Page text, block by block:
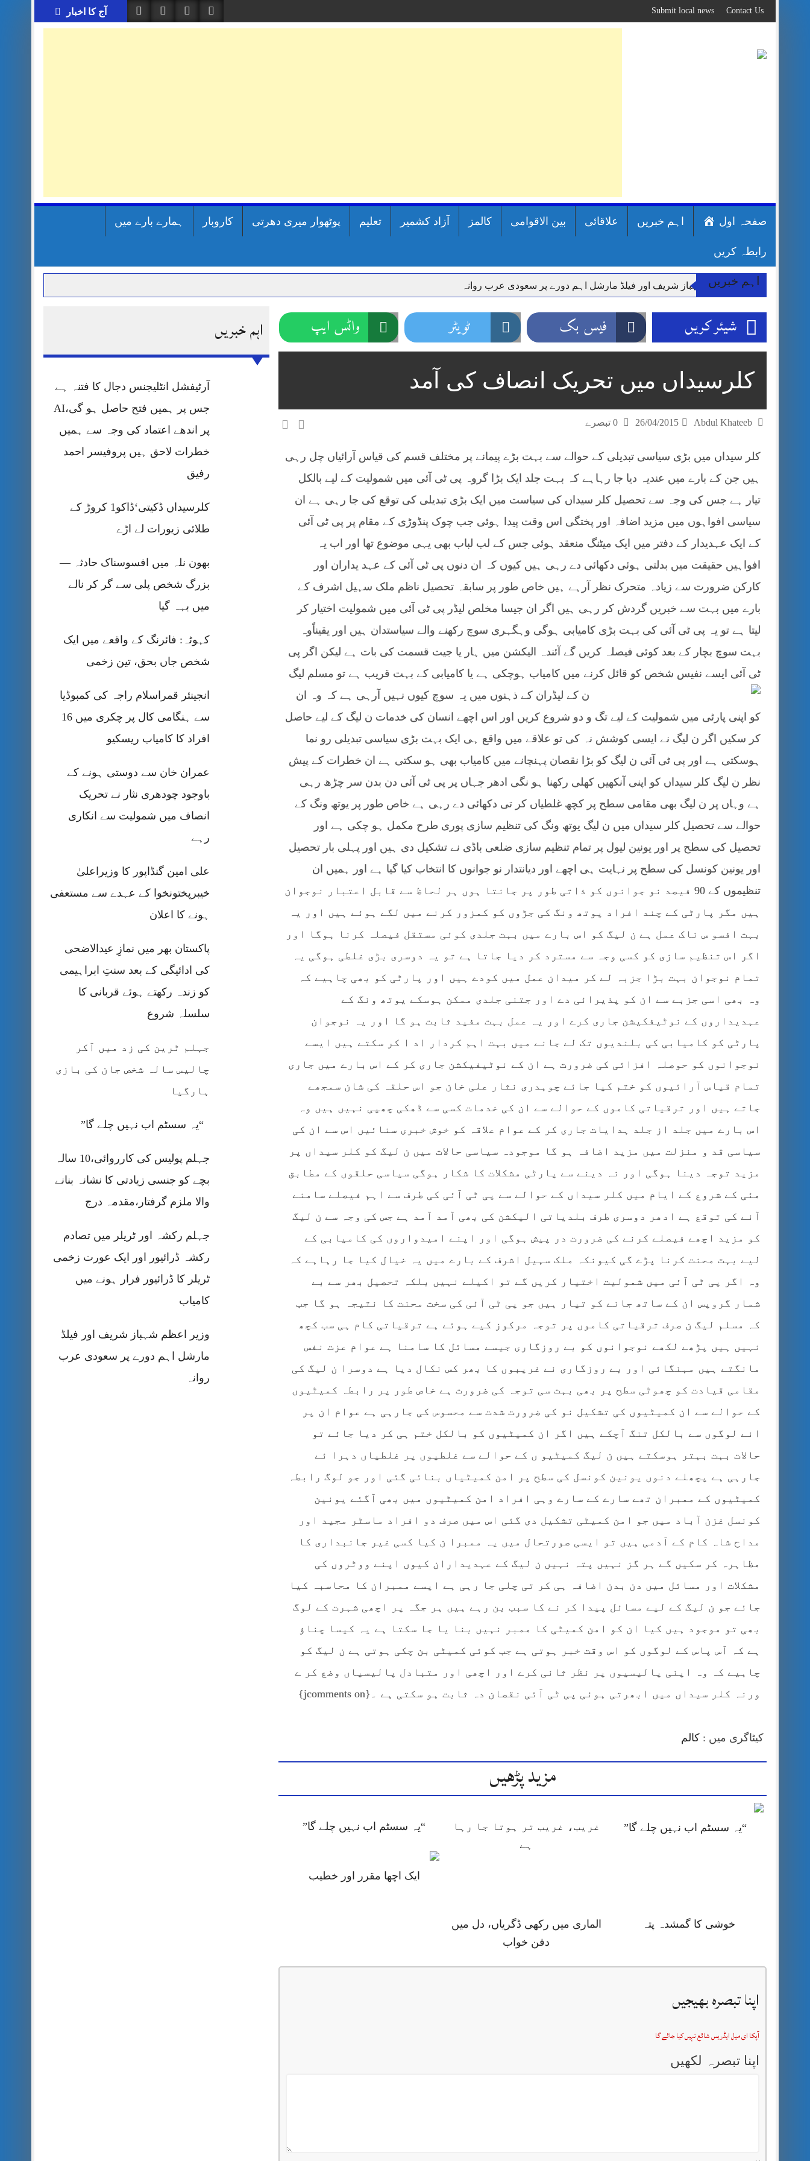
to
content
آج کا اخبار Contact Us
Submit local news
صفحہ اول اہم خبریں علاقائی بین الاقوامی کالمز آزاد کشمیر تعلیم پوٹھوار میری دھرتی کاروبار ہمارے بارے میں
رابطہ کریں
اہم خبریں
وزیر اعظم شہباز شریف اور فیلڈ مارشل اہم دورے پر سعودی عرب روانہ
قائداعظم نامی شہری کا شناختی کارڈ بلاک،عدالت کا شہری کو پیش ہونے کا حکم
چارسدہ کا بہادر سپوت وطن کی حرمت پر قربان
ڈپٹی کمشنر راولپنڈی کیپٹن(ر) ندیم ناصر کا دورہء کلرسیداں
مون سون بارشیں، لینڈ سلائیڈنگ اور کوٹلی ستیاں کے نظر انداز متاثرین
شہید گر وپ کیپٹنعاصم طارق مکمل فوجی اعزاز کے ساتھ سپردِ خاک
اہم خبریں
آرٹیفشل انٹلیجنس دجال کا فتنہ ہے
جس پر ہمیں فتح حاصل ہو گی،AI
پر اندھے اعتماد کی وجہ سے ہمیں
خطرات لاحق ہیں پروفیسر احمد
رفیق
کلرسیداں ڈکیتی‘ڈاکو1 کروڑ کے
طلائی زیورات لے اڑے
بھون نلہ میں افسوسناک حادثہ —
بزرگ شخص پلی سے گر کر نالے
میں بہہ گیا
کہوٹہ: فائرنگ کے واقعے میں ایک
شخص جاں بحق، تین زخمی
انجینئر قمراسلام راجہ کی کمبوڈیا
سے ہنگامی کال پر چکری میں 16
افراد کا کامیاب ریسکیو
عمران خان سے دوستی ہونے کے
باوجود چودھری نثار نے تحریک
انصاف میں شمولیت سے انکاری
رہے
علی امین گنڈاپور کا وزیراعلیٰ
خیبرپختونخوا کے عہدے سے مستعفی
ہونے کا اعلان
پاکستان بھر میں نمازِ عیدالاضحی
کی ادائیگی کے بعد سنتِ ابراہیمی
کو زندہ رکھتے ہوئے قربانی کا
سلسلہ شروع
جہلم ٹرین کی زد میں آکر
چالیس سالہ شخص جان کی بازی
ہارگیا
“یہ سسٹم اب نہیں چلے گا”
جہلم پولیس کی کارروائی،10 سالہ
بچے کو جنسی زیادتی کا نشانہ بنانے
والا ملزم گرفتار،مقدمہ درج
جہلم رکشہ اور ٹریلر میں تصادم
رکشہ ڈرائیور اور ایک عورت زخمی
ٹریلر کا ڈرائیور فرار ہونے میں
کامیاب
وزیر اعظم شہباز شریف اور فیلڈ
مارشل اہم دورے پر سعودی عرب
روانہ
شیئر کریں فیس بک ٹویٹر واٹس ایپ
کلرسیداں میں تحریک انصاف کی آمد
Abdul Khateeb
26/04/2015
کلر سیداں میں بڑی سیاسی تبدیلی کے حوالے سے بہت بڑے پیمانے پر مختلف قسم کی قیاس آرائیاں چل رہی
ہیں جن کے بارے میں عندیہ دیا جا رہاہے کہ بہت جلد ایک بڑا گروہ پی ٹی آئی میں شمولیت کے لیے بالکل
تیار ہے جس کی وجہ سے تحصیل کلر سیداں کی سیاست میں ایک بڑی تبدیلی کی توقع کی جا رہی ہے ان
سیاسی افواہوں میں مزید اضافہ اور پختگی اس وقت پیدا ہوئی جب چوک پنڈوڑی کے مقام پر پی ٹی آئی
کے ایک عہدیدار کے دفتر میں ایک میٹنگ منعقد ہوئی جس کے لب لباب بھی یہی موضوع تھا اور اب یہ
افواہیں حقیقت میں بدلتی ہوئی دکھائی دے رہی ہیں کیوں کہ ان دنوں پی ٹی آئی کے عہد یداران اور
کارکن ضرورت سے زیادہ متحرک نظر آرہے ہیں خاص طور پر سابقہ تحصیل ناظم ملک سہیل اشرف کے
بارے میں بہت سے خبریں گردش کر رہی ہیں اگر ان جیسا مخلص لیڈر پی ٹی آئی میں شمولیت اختیار کر
لیتا ہے تو یہ پی ٹی آئی کی بہت بڑی کامیابی ہوگی وہگہری سوچ رکھنے والے سیاستدان ہیں اور یقیناًوہ
بہت سوچ بچار کے بعد کوئی فیصلہ کریں گے آئندہ الیکشن میں ہار یا جیت قسمت کی بات ہے لیکن اگر پی
ٹی آئی ایسے نفیس شخص کو قائل کرنے میں کامیاب ہوچکی ہے یا کامیابی کے بہت قریب ہے تو مسلم لیگ
ن کے لیڈران کے ذہنوں میں یہ سوچ کیوں نہیں آرہی ہے کہ وہ ان
کو اپنی پارٹی میں شمولیت کے لیے تگ و دو شروع کریں اور اس اچھے انسان کی خدمات ن لیگ کے لیے حاصل
کر سکیں اگر ن لیگ نے ایسی کوشش نہ کی تو علاقے میں واقع ہی ایک بہت بڑی سیاسی تبدیلی رو نما
ہوسکتی ہے اور پی ٹی آئی ن لیگ کو بڑا نقصان پہنچانے میں کامیاب بھی ہو سکتی ہے ان خطرات کے پیش
نظر ن لیگ کلر سیداں کو اپنی آنکھیں کھلی رکھنا ہو نگی ادھر جہاں پر پی ٹی آئی دن بدن سر چڑھ رہی
ہے وہاں پر ن لیگ بھی مقامی سطح پر کچھ غلطیاں کر تی دکھائی دے رہی ہے خاص طور پر یوتھ ونگ کے
حوالے سے تحصیل کلر سیداں میں ن لیگ یوتھ ونگ کی تنظیم سازی پوری طرح مکمل ہو چکی ہے اور
تحصیل کی سطح پر اور یونین لیول پر تمام تنظیم سازی ضلعی باڈی نے تشکیل دی ہیں اور پہلی بار تحصیل
اور یونین کونسل کی سطح پر نہایت ہی اچھے اور دیانتدار نو جوانوں کا انتخاب کیا گیا ہے اور ہمیں ان
تنظیموں کے 90 فیصد نو جوانوں کو ذاتی طور پر جانتا ہوں ہر لحاظ سے قابل اعتبار نوجوان
ہیں مگر پارٹی کے چند افراد یوتھ ونگ کی جڑوں کو کمزور کرنے میں لگے ہوئے ہیں اور یہ
بہت افسو س ناک عمل ہے ن لیگ کو اس بارے میں بہت جلدی کوئی مستقل فیصلہ کرنا ہوگا اور
اگر اس تنظیم سازی کو کسی وجہ سے مسترد کر دیا جاتا ہے تو یہ دوسری بڑی غلطی ہوگی یہ
تمام نوجوان بہت بڑا جزبہ لے کر میدان عمل میں کودے ہیں اور پارٹی کو بھی چاہیے کہ
وہ بھی اسی جزبے سے ان کو پذیرائی دے اور جتنی جلدی ممکن ہوسکے یوتھ ونگ کے
عہدیداروں کے نوٹیفکیشن جاری کرے اور یہ عمل بہت مفید ثابت ہو گا اور یہ نوجوان
پارٹی کو کامیابی کی بلندیوں تک لے جانے میں بہت اہم کردار اد ا کر سکتے ہیں ایسے
نوجوانوں کو حوصلہ افزائی کی ضرورت ہے ان کے نوٹیفیکشن جاری کر کے اس بارے میں جاری
تمام قیاس آرائیوں کو ختم کیا جائے چوہدری نثار علی خان جو اس حلقہ کی شان سمجھے
جاتے ہیں اور ترقیاتی کاموں کے حوالے سے ان کی خدمات کسی سے ڈھکی چھپی نہیں ہیں وہ
اس بارے میں جلد از جلد ہدایات جاری کر کے عوام علاقہ کو خوش خبری سنائیں اس سے ان کی
سیاسی قد و منزلت میں مزید اضافہ ہو گا موجودہ سیاسی حالات میں ن لیگ کو کلر سیداں پر
مزید توجہ دینا ہوگی اور نہ دینے سے پارٹی مشکلات کا شکار ہوگی سیاسی حلقوں کے مطابق
مئی کے شروع کے ایام میں کلر سیداں کے حوالے سے پی ٹی آئی کی طرف سے اہم فیصلے سامنے
آنے کی توقع ہے ادھر دوسری طرف بلدیاتی الیکشن کی بھی آمد آمد ہے جس کی وجہ سے ن لیگ
کو مزید اچھے فیصلے کرنے کی ضرورت در پیش ہوگی اور اپنے امیدواروں کی کامیابی کے
لیے بہت محنت کرنا پڑے گی کیونکہ ملک سہیل اشرف کے بارے میں یہ خیال کیا جا رہاہے کہ
وہ اگر پی ٹی آئی میں شمولیت اختیار کریں گے تو اکیلے نہیں بلکہ تحصیل بھر سے بے
شمار گروپس ان کے ساتھ جانے کو تیار ہیں جو پی ٹی آئی کی سخت محنت کا نتیجہ ہو گا جب
کہ مسلم لیگ ن صرف ترقیاتی کاموں پر توجہ مرکوز کیے ہوئے ہے ترقیاتی کام ہی سب کچھ
نہیں ہیں پڑھے لکھے نوجوانوں کو بے روزگاری جیسے مسائل کا سامنا ہے عوام عزت نفس
مانگتے ہیں مہنگائی اور بے روزگاری نے غریبوں کا بھر کس نکال دیا ہے دوسرا ن لیگ کی
مقامی قیادت کو چھوٹی سطح پر بھی بہت سی توجہ کی ضرورت ہے خاص طور پر رابطہ کمیٹیوں
کے حوالے سے ان کمیٹیوں کی تشکیل نو کی ضرورت شدت سے محسوس کی جارہی ہے عوام ان پر
انے لوگوں سے بالکل تنگ آچکے ہیں اگر ان کمیٹیوں کو بالکل ختم ہی کر دیا جائے تو
حالات بہت بہتر ہوسکتے ہیں ن لیگ کمیٹیو ں کے حوالے سے غلطیوں پر غلطیاں دہرا ئے
جارہی ہے پچھلے دنوں یونین کونسل کی سطح پر امن کمیٹیاں بنائی گئی اور جو لوگ رابطہ
کمیٹیوں کے ممبران تھے سارے کے سارے وہی افراد امن کمیٹیوں میں بھی آگئے یونین
کونسل غزن آباد میں جو امن کمیٹی تشکیل دی گئی اس میں صرف دو افراد ماسٹر مجید اور
مداح شاہ کام کے آدمی ہیں تو ایسی صورتحال میں یہ ممبرا ن کیا کسی غیر جانبداری کا
مظاہرہ کر سکیں گے ہر گز نہیں پتہ نہیں ن لیگ کے عہدیداران کیوں اپنے ووٹروں کی
مشکلات اور مسائل میں دن بدن اضافہ ہی کر تی چلی جا رہی ہے ایسے ممبران کا محاسبہ کیا
جائے جو ن لیگ کے لیے مسائل پیدا کر نے کا سبب بن رہے ہیں ہر جگہ پر اچھی شہرت کے لوگ
بھی تو موجود ہیں کیا ان کو امن کمیٹی کا ممبر نہیں بنا یا جا سکتا ہے یہ کیسا چناؤ
ہے کہ آس پاس کے لوگوں کو اس وقت خبر ہوتی ہے جب کوئی کمیٹی بن چکی ہوتی ہے ن لیگ کو
چاہیے کہ وہ اپنی پالیسیوں پر نظر ثانی کرے اور اچھی اور متبادل پالیسیاں وضع کر ے
ورنہ کلر سیداں میں ابھرتی ہوئی پی ٹی آئی نقصان دہ ثابت ہو سکتی ہے ۔{jcomments on}
کیٹاگری میں : کالم
مزید پڑھیں
“یہ سسٹم اب نہیں چلے گا”
غریب، غریب تر ہوتا جا رہا
ہے
“یہ سسٹم اب نہیں چلے گا”
ایک اچھا مقرر اور خطیب
خوشی کا گمشدہ پتہ
الماری میں رکھی ڈگریاں، دل میں
دفن خواب
اپنا تبصرہ بھیجیں
آپکا ای میل ایڈریس شائع نہیں کیا جائے گا
اپنا تبصرہ لکھیں